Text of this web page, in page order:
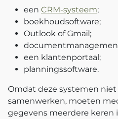
een CRM-systeem;
boekhoudsoftware;
Outlook of Gmail;
een klantenportaal;
planningssoftware.
Omdat deze systemen
samenwerken, moeten
gegevens meerdere keren